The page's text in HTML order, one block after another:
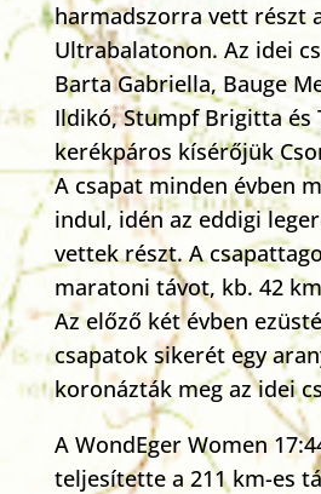
harmadszorra vett részt
Ultrabalatonon. Az idei
Barta Gabriella, Bauge
Ildikó, Stumpf Brigitta és
kerékpáros kísérőjük
A csapat minden évben
indul, idén az eddigi
vettek részt. A
maratoni távot, kb. 42
Az előző két évben
csapatok sikerét egy
koronázták meg az idei
A WondEger Women
teljesítette a 211 km-es